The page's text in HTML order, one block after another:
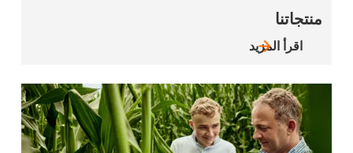
منتجاتنا
اقرأ المزيد